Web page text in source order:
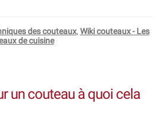
des couteaux, Wiki couteaux - Les
de cuisine
un couteau à quoi cela